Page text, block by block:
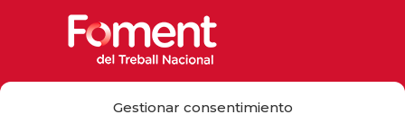
Gestionar consentimiento